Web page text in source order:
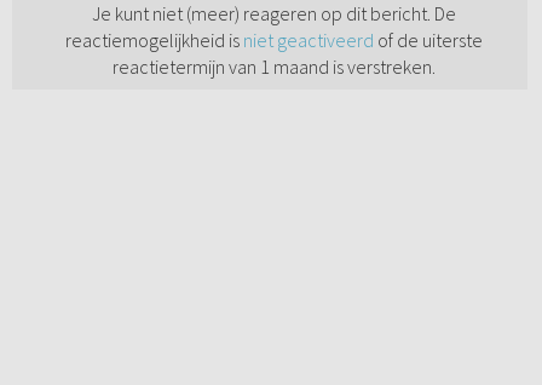
Je kunt niet (meer) reageren op dit bericht. De
reactiemogelijkheid is niet geactiveerd of de uiterste
reactietermijn van 1 maand is verstreken.